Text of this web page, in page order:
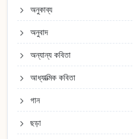
অনুকাব্য
অনুবাদ
অন্যান্য কবিতা
আধ্যাত্মিক কবিতা
গান
ছড়া